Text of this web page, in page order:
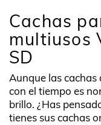
Cachas
multiusos
SD
Aunque las
con el tiempo es
brillo. ¿Has
tienes sus cachas